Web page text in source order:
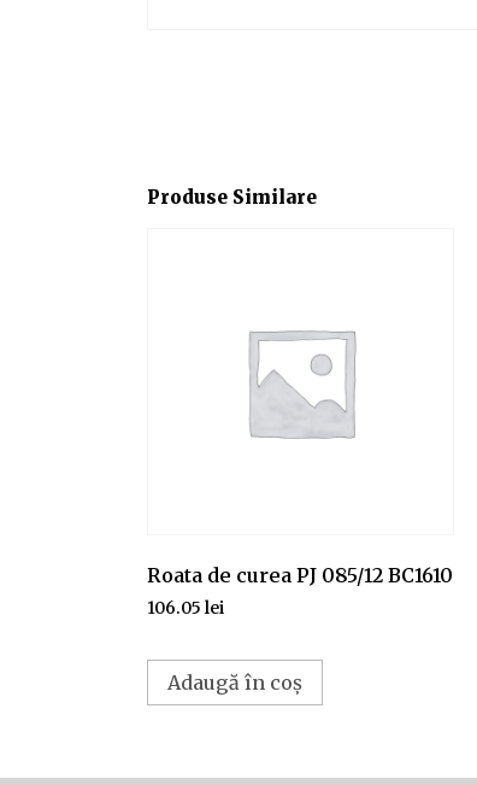
Produse Similare
Roata de curea PJ 085/12 BC1610
106.05 lei
Adaugă în coș